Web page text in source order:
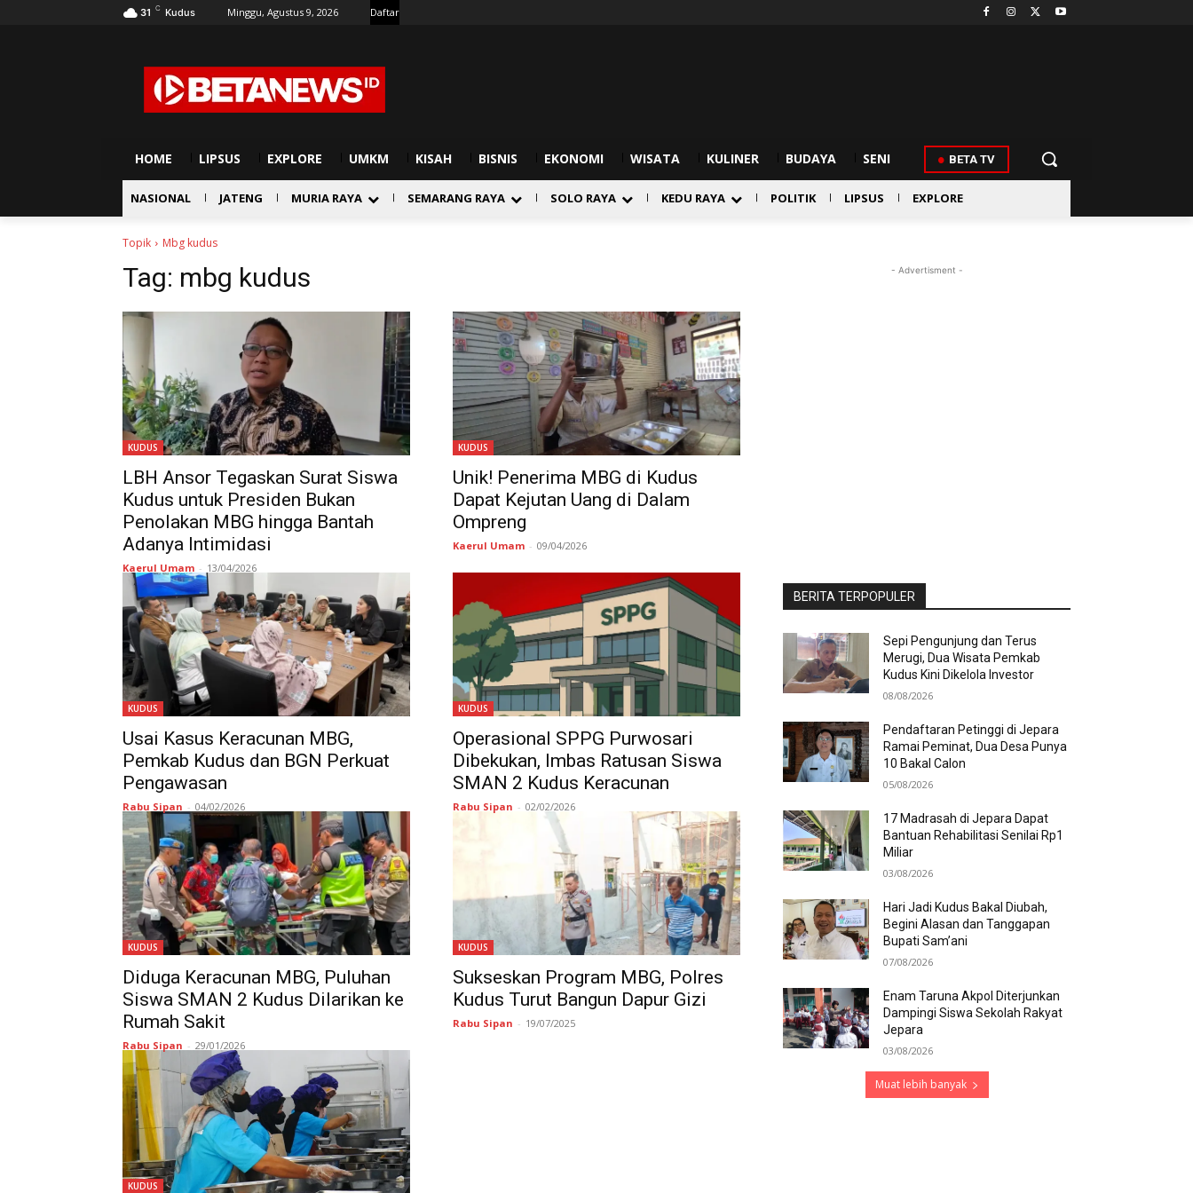
31 C Kudus Minggu, Agustus 9, 2026 Daftar
HOME LIPSUS EXPLORE UMKM KISAH BISNIS EKONOMI WISATA KULINER BUDAYA SENI BETA TV
NASIONAL JATENG MURIA RAYA SEMARANG RAYA SOLO RAYA KEDU RAYA POLITIK LIPSUS EXPLORE
Topik Mbg kudus
Tag: mbg kudus
KUDUS
LBH Ansor Tegaskan Surat Siswa
Kudus untuk Presiden Bukan
Penolakan MBG hingga Bantah
Adanya Intimidasi
Kaerul Umam - 13/04/2026
KUDUS
Unik! Penerima MBG di Kudus
Dapat Kejutan Uang di Dalam
Ompreng
Kaerul Umam - 09/04/2026
KUDUS
Usai Kasus Keracunan MBG,
Pemkab Kudus dan BGN Perkuat
Pengawasan
Rabu Sipan - 04/02/2026
KUDUS
Operasional SPPG Purwosari
Dibekukan, Imbas Ratusan Siswa
SMAN 2 Kudus Keracunan
Rabu Sipan - 02/02/2026
KUDUS
Diduga Keracunan MBG, Puluhan
Siswa SMAN 2 Kudus Dilarikan ke
Rumah Sakit
Rabu Sipan - 29/01/2026
KUDUS
Sukseskan Program MBG, Polres
Kudus Turut Bangun Dapur Gizi
Rabu Sipan - 19/07/2025
KUDUS
- Advertisment -
BERITA TERPOPULER
Sepi Pengunjung dan Terus
Merugi, Dua Wisata Pemkab
Kudus Kini Dikelola Investor
08/08/2026
Pendaftaran Petinggi di Jepara
Ramai Peminat, Dua Desa Punya
10 Bakal Calon
05/08/2026
17 Madrasah di Jepara Dapat
Bantuan Rehabilitasi Senilai Rp1
Miliar
03/08/2026
Hari Jadi Kudus Bakal Diubah,
Begini Alasan dan Tanggapan
Bupati Sam’ani
07/08/2026
Enam Taruna Akpol Diterjunkan
Dampingi Siswa Sekolah Rakyat
Jepara
03/08/2026
Muat lebih banyak